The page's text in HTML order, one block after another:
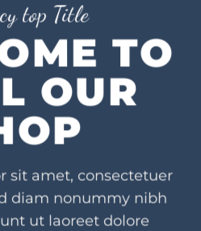
top Title
TO
OUR
sit amet, consectetuer
diam nonummy nibh
ut laoreet dolore